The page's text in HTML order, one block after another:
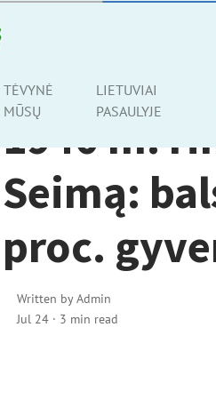
TĖVYNĖ
MŪSŲ
LIETUVIAI
PASAULYJE
TĖVYNĖ MŪSŲ
1940 m.
Seimą:
proc.
Written byAdmin
Jul 24 · 3 min read